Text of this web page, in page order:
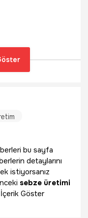
olaylarına karşı
durumu tahmini..
bu sayfa
detaylarını
istiyorsanız
sebze üretimi
Göster